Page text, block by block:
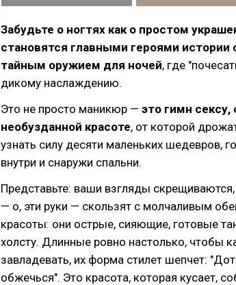
Забудьте о ногтях как о простом
становятся главными героями истории
тайным оружием для ночей, где
дикому наслаждению.
Это не просто маникюр — это гимн сексу,
необузданной красоте, от которой
узнать силу десяти маленьких шедевров,
внутри и снаружи спальни.
Представьте: ваши взгляды скрещиваются,
— о, эти руки — скользят с молчаливым
красоты: они острые, сияющие, готовые
холсту. Длинные ровно настолько, чтобы
завладевать, их форма стилет шепчет:
обжечься". Это красота, которая кусает,